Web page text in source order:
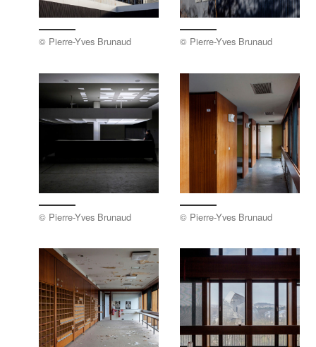
© Pierre-Yves Brunaud © Pierre-Yves Brunaud
© Pierre-Yves Brunaud © Pierre-Yves Brunaud